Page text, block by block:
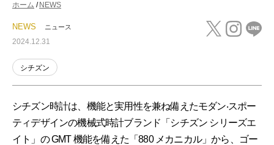
ホーム NEWS
NEWS ニュース
2024.12.31
シチズン
シチズン時計は、機能と実用性を兼ね備えたモダン‧スポー
ティデザインの機械式時計ブランド「シチズン シリーズエ
イト」の GMT 機能を備えた「880 メカニカル」から、ゴー